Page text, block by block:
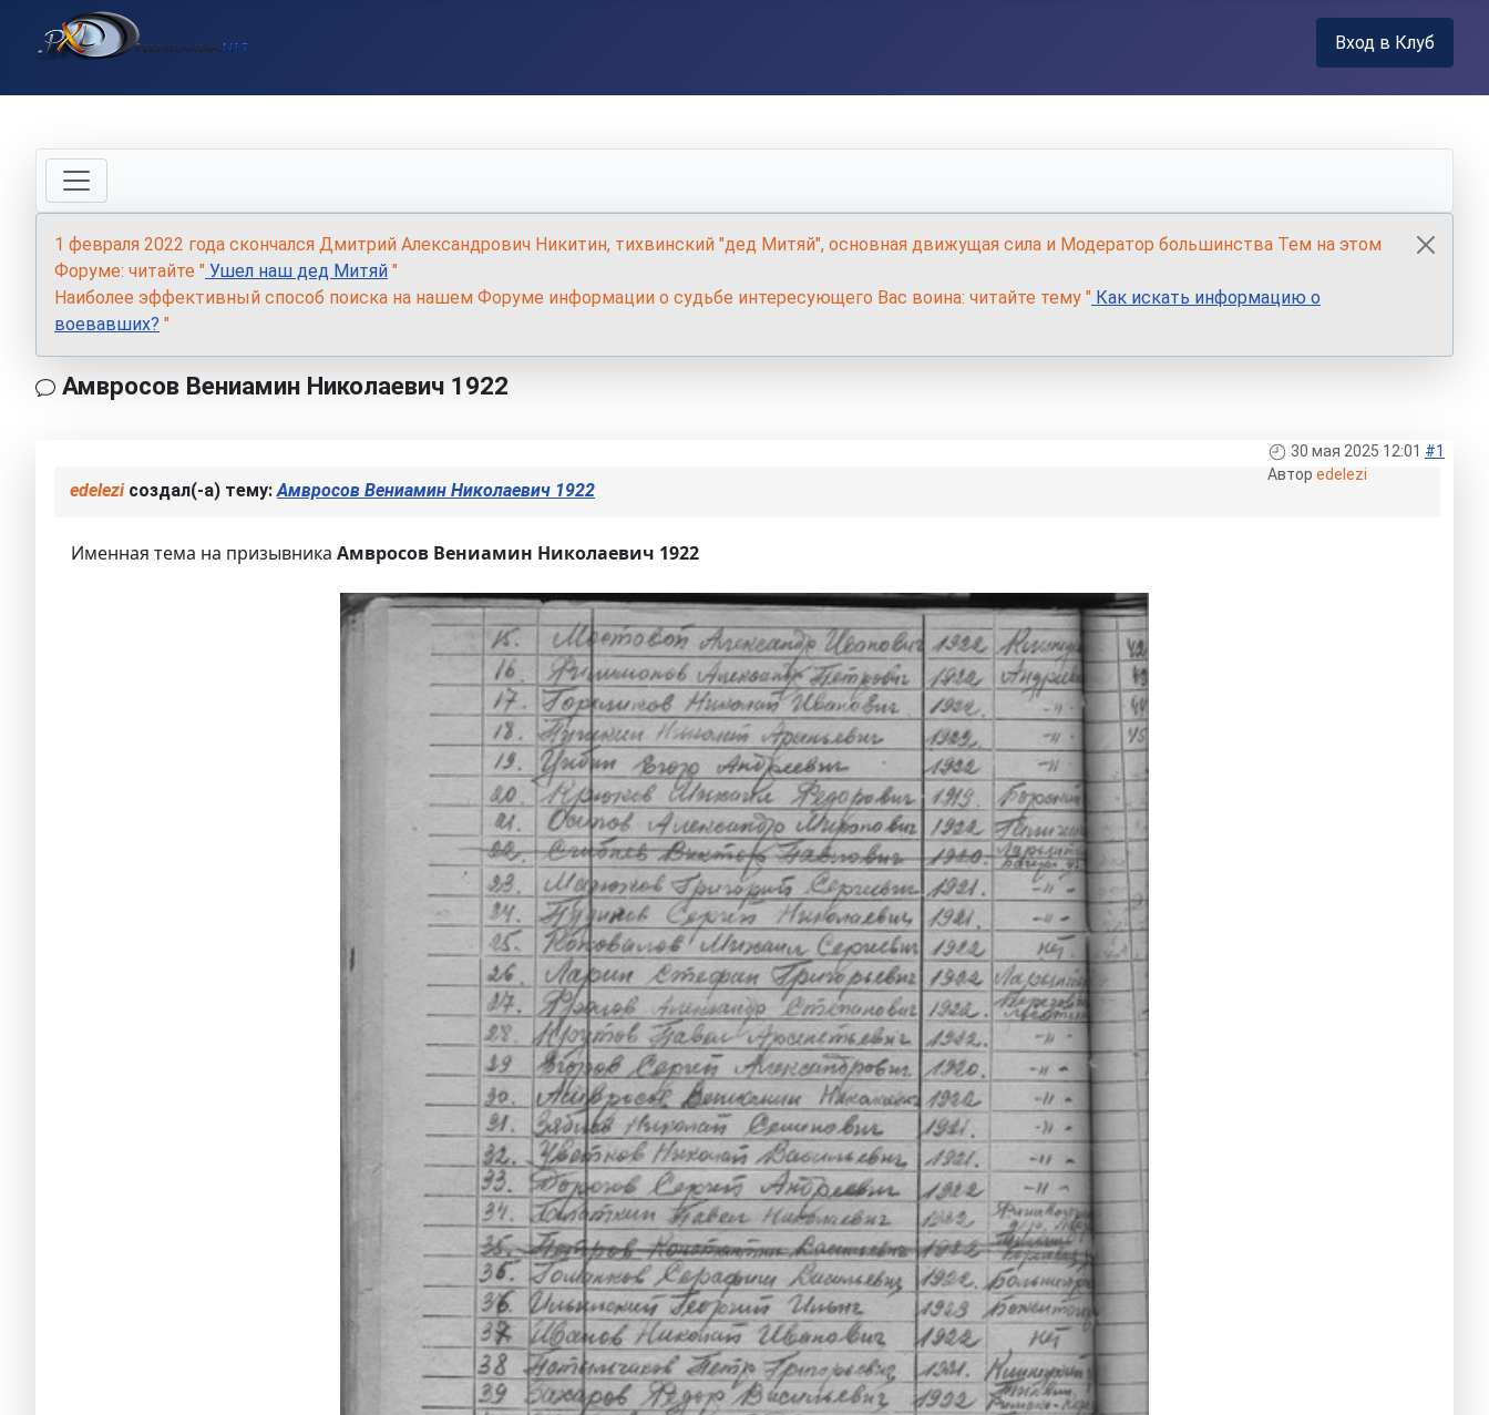
Вход в Клуб
1 февраля 2022 года скончался Дмитрий Александрович Никитин, тихвинский "дед Митяй", основная движущая сила и Модератор большинства Тем на этом
Форуме: читайте " Ушел наш дед Митяй "
Наиболее эффективный способ поиска на нашем Форуме информации о судьбе интересующего Вас воина: читайте тему " Как искать информацию о
воевавших? "
Амвросов Вениамин Николаевич 1922
30 мая 2025 12:01 #1
Автор edelezi
edeleziсоздал(-а) тему:Амвросов Вениамин Николаевич 1922
Именная тема на призывника Амвросов Вениамин Николаевич 1922